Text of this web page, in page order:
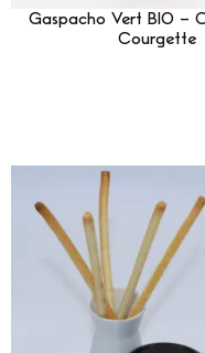
Gaspacho Vert BIO –
Courgette